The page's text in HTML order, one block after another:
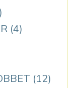
(4)
(12)